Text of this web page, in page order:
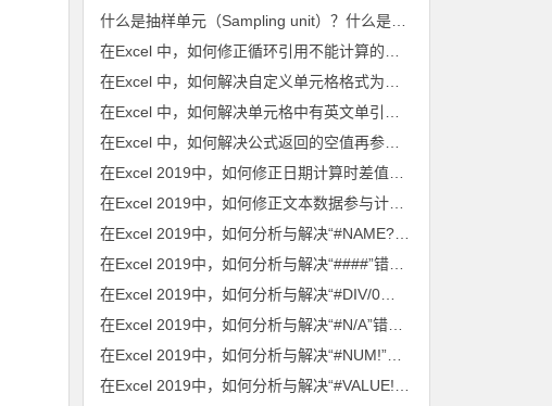
什么是抽样单元（Sampling unit）？什么是 抽样框（Sampling frame）？
在Excel 中，如何解决公式返回的空值再参与计算时造成出错的问题？
在Excel 2019中，如何修正文本数据参与计算的问题？
在Excel 2019中，如何分析与解决“#NAME?”错误值问题？
在Excel 2019中，如何分析与解决“####”错误值问题？
在Excel 2019中，如何分析与解决“#DIV/0！”错误值问题？
在Excel 2019中，如何分析与解决“#N/A”错误值问题？
在Excel 2019中，如何分析与解决“#NUM!”错误值问题？